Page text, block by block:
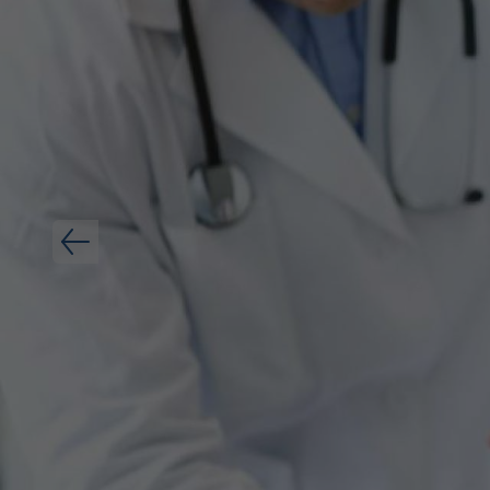
Área Colegial
Bolsa de trabajo